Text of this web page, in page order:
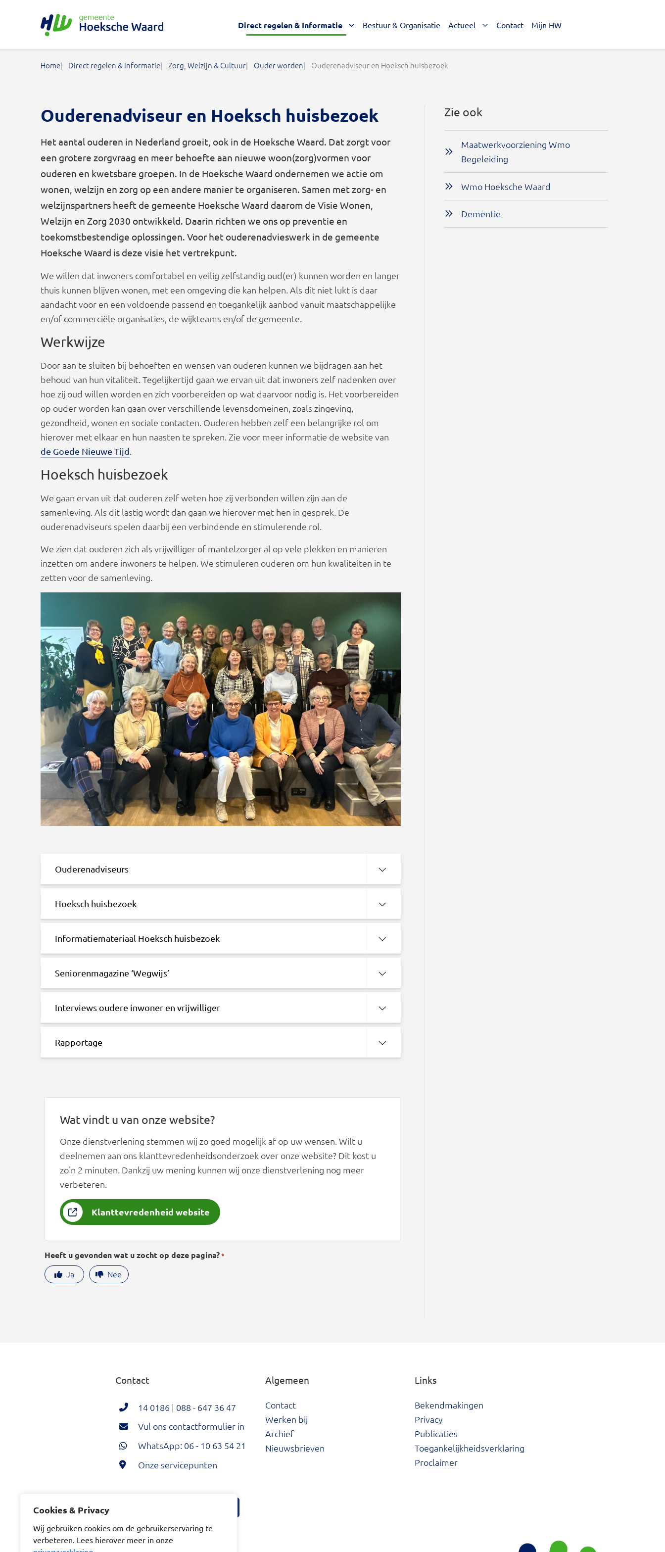
Cookies & Privacy
Wij gebruiken cookies om de gebruikerservaring te
verbeteren. Lees hierover meer in onze
Direct regelen & Informatie Bestuur & Organisatie Actueel Contact Mijn HW
Home Direct regelen & Informatie Zorg, Welzijn & Cultuur Ouder worden Ouderenadviseur en Hoeksch huisbezoek
Ouderenadviseur en Hoeksch huisbezoek
Het aantal ouderen in Nederland groeit, ook in de Hoeksche Waard. Dat zorgt voor
een grotere zorgvraag en meer behoefte aan nieuwe woon(zorg)vormen voor
ouderen en kwetsbare groepen. In de Hoeksche Waard ondernemen we actie om
wonen, welzijn en zorg op een andere manier te organiseren. Samen met zorg- en
welzijnspartners heeft de gemeente Hoeksche Waard daarom de Visie Wonen,
Welzijn en Zorg 2030 ontwikkeld. Daarin richten we ons op preventie en
toekomstbestendige oplossingen. Voor het ouderenadvieswerk in de gemeente
Hoeksche Waard is deze visie het vertrekpunt.
We willen dat inwoners comfortabel en veilig zelfstandig oud(er) kunnen worden en langer
thuis kunnen blijven wonen, met een omgeving die kan helpen. Als dit niet lukt is daar
aandacht voor en een voldoende passend en toegankelijk aanbod vanuit maatschappelijke
en/of commerciële organisaties, de wijkteams en/of de gemeente.
Werkwijze
Door aan te sluiten bij behoeften en wensen van ouderen kunnen we bijdragen aan het
behoud van hun vitaliteit. Tegelijkertijd gaan we ervan uit dat inwoners zelf nadenken over
hoe zij oud willen worden en zich voorbereiden op wat daarvoor nodig is. Het voorbereiden
op ouder worden kan gaan over verschillende levensdomeinen, zoals zingeving,
gezondheid, wonen en sociale contacten. Ouderen hebben zelf een belangrijke rol om
hierover met elkaar en hun naasten te spreken. Zie voor meer informatie de website van
de Goede Nieuwe Tijd.
Hoeksch huisbezoek
We gaan ervan uit dat ouderen zelf weten hoe zij verbonden willen zijn aan de
samenleving. Als dit lastig wordt dan gaan we hierover met hen in gesprek. De
ouderenadviseurs spelen daarbij een verbindende en stimulerende rol.
We zien dat ouderen zich als vrijwilliger of mantelzorger al op vele plekken en manieren
inzetten om andere inwoners te helpen. We stimuleren ouderen om hun kwaliteiten in te
zetten voor de samenleving.
Ouderenadviseurs
Hoeksch huisbezoek
Informatiemateriaal Hoeksch huisbezoek
Seniorenmagazine ‘Wegwijs’
Interviews oudere inwoner en vrijwilliger
Rapportage
Wat vindt u van onze website?
Onze dienstverlening stemmen wij zo goed mogelijk af op uw wensen. Wilt u
deelnemen aan ons klanttevredenheidsonderzoek over onze website? Dit kost u
zo'n 2 minuten. Dankzij uw mening kunnen wij onze dienstverlening nog meer
verbeteren.
Klanttevredenheid website
Heeft u gevonden wat u zocht op deze pagina?*
Ja Nee
Zie ook
Maatwerkvoorziening Wmo
Begeleiding
Wmo Hoeksche Waard
Dementie
Contact
14 0186 | 088 - 647 36 47
Vul ons contactformulier in
WhatsApp: 06 - 10 63 54 21
Onze servicepunten
Algemeen
Contact
Werken bij
Archief
Nieuwsbrieven
Links
Bekendmakingen
Privacy
Publicaties
Toegankelijkheidsverklaring
Proclaimer